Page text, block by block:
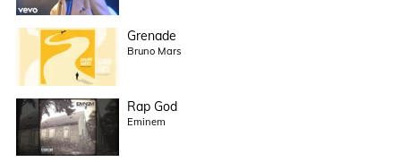
Grenade
Bruno Mars
Rap God
Eminem